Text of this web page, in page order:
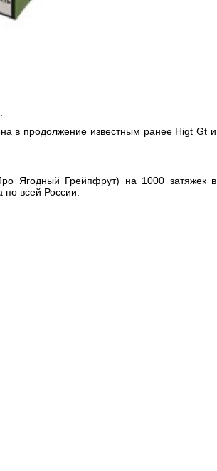
в продолжение известным ранее Higt Gt и
Ягодный Грейпфрут) на 1000 затяжек в
всей России.